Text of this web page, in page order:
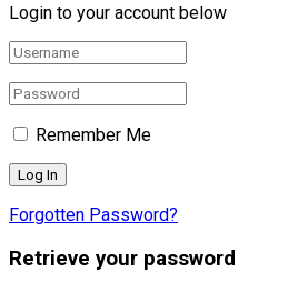
Login to your account below
Remember Me
Forgotten Password?
Retrieve your password